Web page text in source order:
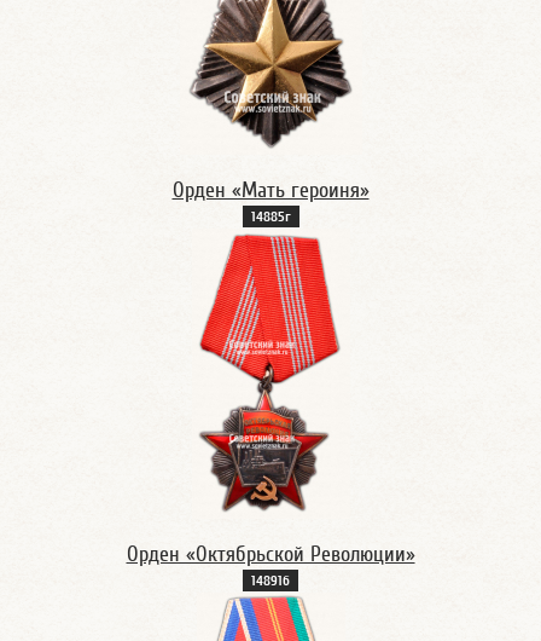
Орден «Мать героиня»
14885г
Орден «Октябрьской Революции»
14891б